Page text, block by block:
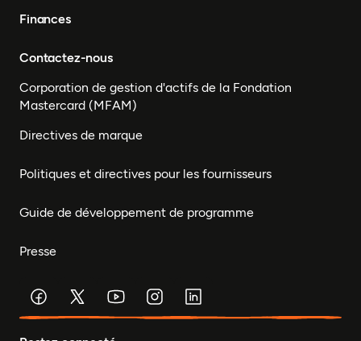
Finances
Contactez-nous
Corporation de gestion d'actifs de la Fondation
Mastercard (MFAM)
Directives de marque
Politiques et directives pour les fournisseurs
Guide de développement de programme
Presse